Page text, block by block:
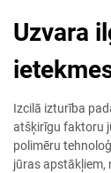
Uzvara
Izcilā izturība
atšķirīgu faktoru
polimēru
jūras apstākļiem,